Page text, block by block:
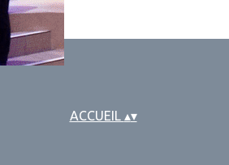
ACCUEIL ▴▾